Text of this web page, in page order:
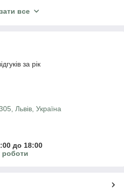
на оприскувач, ви легко
робочих складів. У пристроях
бренду ARAG).
все
за рік
Львів, Україна
до 18:00
роботи